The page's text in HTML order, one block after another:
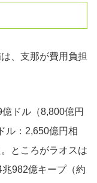
、支那が費用負担
ドル（8,800億円
ル：2,650億円相
ところがラオスは
982億キープ（約